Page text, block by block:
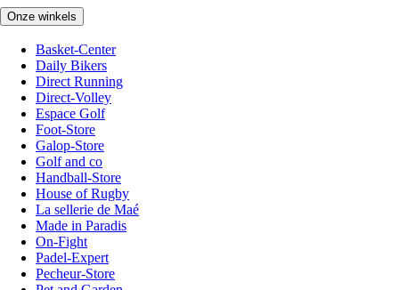
Onze winkels
Basket-Center
Daily Bikers
Direct Running
Direct-Volley
Espace Golf
Foot-Store
Galop-Store
Golf and co
Handball-Store
House of Rugby
La sellerie de Maé
Made in Paradis
On-Fight
Padel-Expert
Pecheur-Store